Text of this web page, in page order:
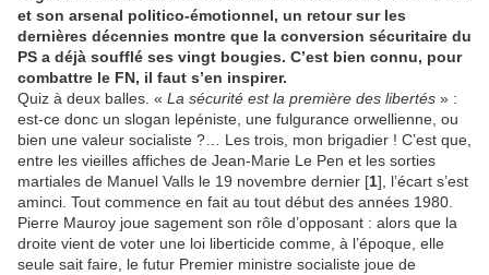
et son arsenal politico-émotionnel, un retour sur les
dernières décennies montre que la conversion sécuritaire du
PS a déjà soufflé ses vingt bougies. C’est bien connu, pour
combattre le FN, il faut s’en inspirer.
Quiz à deux balles. « La sécurité est la première des libertés » :
est-ce donc un slogan lepéniste, une fulgurance orwellienne, ou
bien une valeur socialiste ?… Les trois, mon brigadier ! C’est que,
entre les vieilles affiches de Jean-Marie Le Pen et les sorties
martiales de Manuel Valls le 19 novembre dernier [1], l’écart s’est
aminci. Tout commence en fait au tout début des années 1980.
Pierre Mauroy joue sagement son rôle d’opposant : alors que la
droite vient de voter une loi liberticide comme, à l’époque, elle
seule sait faire, le futur Premier ministre socialiste joue de